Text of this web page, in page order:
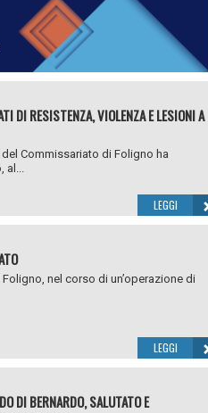
DI RESISTENZA, VIOLENZA E LESIONI A
Commissariato di Foligno ha
al...
LEGGI
nel corso di un’operazione di
LEGGI
DI BERNARDO, SALUTATO E